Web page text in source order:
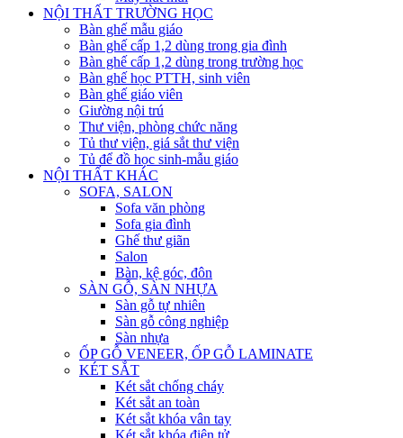
NỘI THẤT TRƯỜNG HỌC
Bàn ghế mẫu giáo
Bàn ghế cấp 1,2 dùng trong gia đình
Bàn ghế cấp 1,2 dùng trong trường học
Bàn ghế học PTTH, sinh viên
Bàn ghế giáo viên
Giường nội trú
Thư viện, phòng chức năng
Tủ thư viện, giá sắt thư viện
Tủ để đồ học sinh-mẫu giáo
NỘI THẤT KHÁC
SOFA, SALON
Sofa văn phòng
Sofa gia đình
Ghế thư giãn
Salon
Bàn, kệ góc, đôn
SÀN GỖ, SÀN NHỰA
Sàn gỗ tự nhiên
Sàn gỗ công nghiệp
Sàn nhựa
ỐP GỖ VENEER, ỐP GỖ LAMINATE
KÉT SẮT
Két sắt chống cháy
Két sắt an toàn
Két sắt khóa vân tay